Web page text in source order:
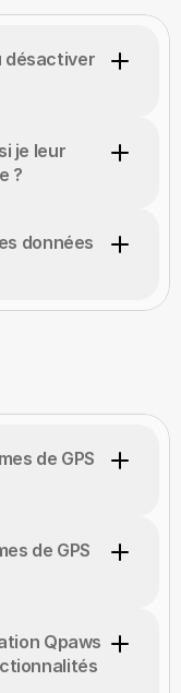
désactiver
je leur
?
données
de GPS
de GPS
Qpaws